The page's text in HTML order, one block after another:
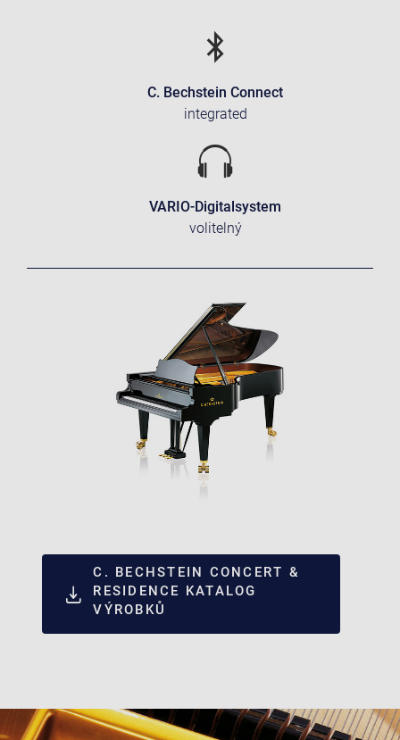
C. Bechstein Connect
integrated
VARIO-Digitalsystem
volitelný
C. BECHSTEIN CONCERT &
RESIDENCE KATALOG
VÝROBKŮ